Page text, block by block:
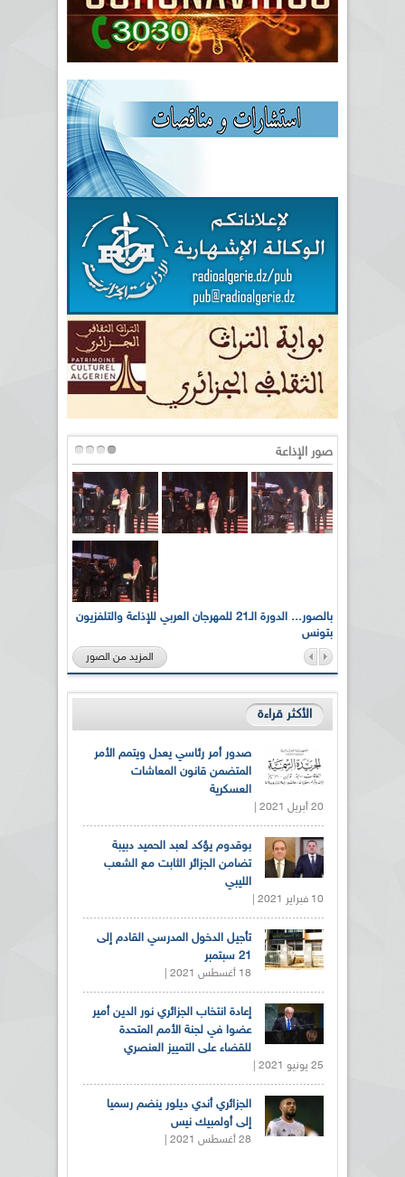
صور الإذاعة
بالصور... الدورة الـ21 للمهرجان العربي للإذاعة والتلفزيون
بتونس
المزيد من الصور
الأكثر قراءة
صدور أمر رئاسي يعدل ويتمم الأمر
المتضمن قانون المعاشات
العسكرية
20 أبريل 2021 |
بوقدوم يؤكد لعبد الحميد دبيبة
تضامن الجزائر الثابت مع الشعب
الليبي
10 فبراير 2021 |
تأجيل الدخول المدرسي القادم إلى
21 سبتمبر
18 أغسطس 2021 |
إعادة انتخاب الجزائري نور الدين أمير
عضوا في لجنة الأمم المتحدة
للقضاء على التمييز العنصري
25 يونيو 2021 |
الجزائري أندي ديلور ينضم رسميا
إلى أولمبيك نيس
28 أغسطس 2021 |